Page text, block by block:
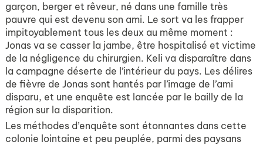
garçon, berger et rêveur, né dans une famille très
pauvre qui est devenu son ami. Le sort va les frapper
impitoyablement tous les deux au même moment :
Jonas va se casser la jambe, être hospitalisé et victime
de la négligence du chirurgien. Keli va disparaître dans
la campagne déserte de l’intérieur du pays. Les délires
de fièvre de Jonas sont hantés par l’image de l’ami
disparu, et une enquête est lancée par le bailly de la
région sur la disparition.
Les méthodes d’enquête sont étonnantes dans cette
colonie lointaine et peu peuplée, parmi des paysans